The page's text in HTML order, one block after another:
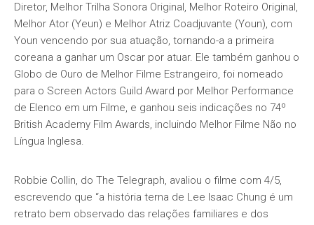
Diretor, Melhor Trilha Sonora Original, Melhor Roteiro Original,
Melhor Ator (Yeun) e Melhor Atriz Coadjuvante (Youn), com
Youn vencendo por sua atuação, tornando-a a primeira
coreana a ganhar um Oscar por atuar. Ele também ganhou o
Globo de Ouro de Melhor Filme Estrangeiro, foi nomeado
para o Screen Actors Guild Award por Melhor Performance
de Elenco em um Filme, e ganhou seis indicações no 74º
British Academy Film Awards, incluindo Melhor Filme Não no
Língua Inglesa.
Robbie Collin, do The Telegraph, avaliou o filme com 4/5,
escrevendo que “a história terna de Lee Isaac Chung é um
retrato bem observado das relações familiares e dos